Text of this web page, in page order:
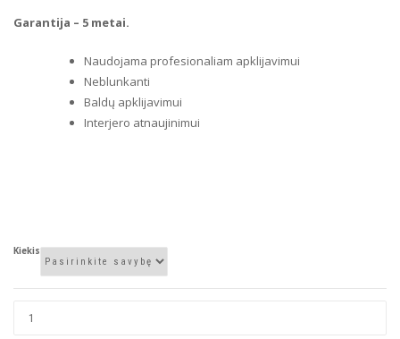
Garantija – 5 metai.
Naudojama profesionaliam apklijavimui
Neblunkanti
Baldų apklijavimui
Interjero atnaujinimui
Kiekis